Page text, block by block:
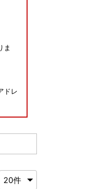
ま
ドレ
す。